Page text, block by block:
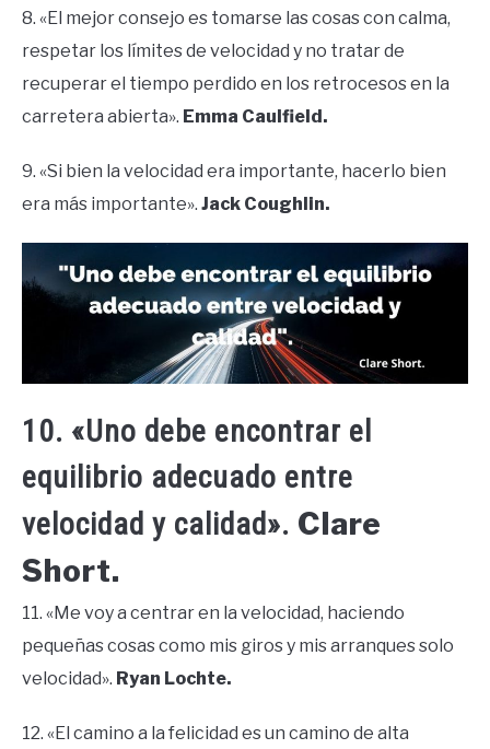
8. «El mejor consejo es tomarse las cosas con calma,
respetar los límites de velocidad y no tratar de
recuperar el tiempo perdido en los retrocesos en la
carretera abierta». Emma Caulfield.
9. «Si bien la velocidad era importante, hacerlo bien
era más importante». Jack Coughlin.
10. «Uno debe encontrar el
equilibrio adecuado entre
velocidad y calidad». Clare
Short.
11. «Me voy a centrar en la velocidad, haciendo
pequeñas cosas como mis giros y mis arranques solo
velocidad». Ryan Lochte.
12. «El camino a la felicidad es un camino de alta